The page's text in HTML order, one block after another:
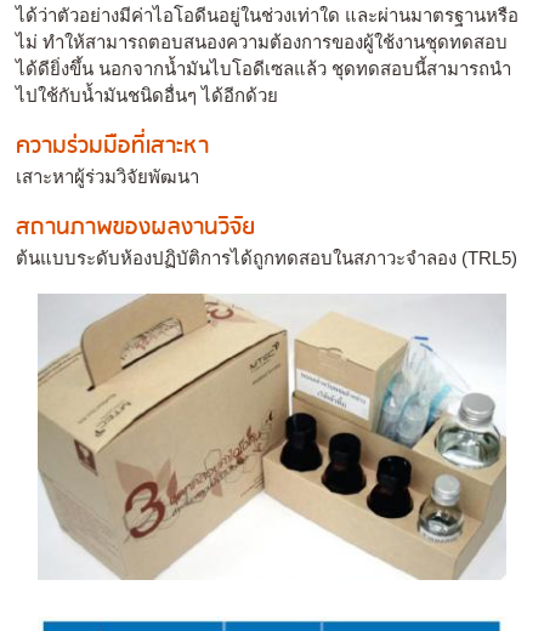
ได้ว่าตัวอย่างมีค่าไอโอดีนอยู่ในช่วงเท่าใด และผ่านมาตรฐานหรือ
ไม่ ทำให้สามารถตอบสนองความต้องการของผู้ใช้งานชุดทดสอบ
ได้ดียิ่งขึ้น นอกจากน้ำมันไบโอดีเซลแล้ว ชุดทดสอบนี้สามารถนำ
ไปใช้กับน้ำมันชนิดอื่นๆ ได้อีกด้วย
ความร่วมมือที่เสาะหา
เสาะหาผู้ร่วมวิจัยพัฒนา
สถานภาพของผลงานวิจัย
ต้นแบบระดับห้องปฏิบัติการได้ถูกทดสอบในสภาวะจำลอง (TRL5)